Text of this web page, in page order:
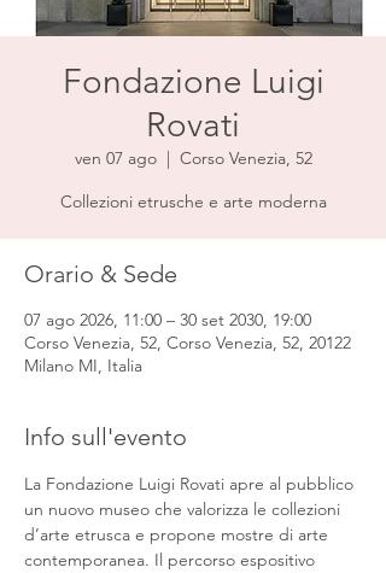
Fondazione Luigi
Rovati
ven 07 ago
  |
Corso Venezia, 52
Collezioni etrusche e arte moderna
Orario & Sede
07 ago 2026, 11:00 – 30 set 2030, 19:00
Corso Venezia, 52, Corso Venezia, 52, 20122
Milano MI, Italia
Info sull'evento
La Fondazione Luigi Rovati apre al pubblico
un nuovo museo che valorizza le collezioni
d’arte etrusca e propone mostre di arte
contemporanea. Il percorso espositivo